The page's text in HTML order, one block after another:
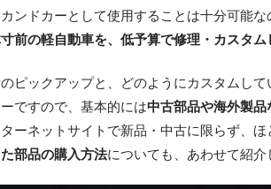
ンドカーとして使用することは十分可能
前の軽自動車を、低予算で修理・カスタ
ピックアップと、どのようにカスタムして
ですので、基本的には中古部品や海外製
ーネットサイトで新品・中古に限らず、ほ
部品の購入方法についても、あわせて紹介